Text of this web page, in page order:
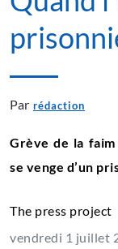
Par rédaction
Grève de la faim
se venge d’un
The press project
vendredi 1 juillet